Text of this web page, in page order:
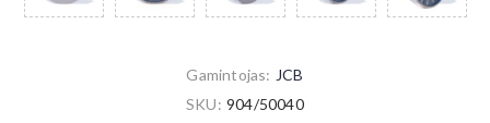
Gamintojas: JCB
SKU: 904/50040